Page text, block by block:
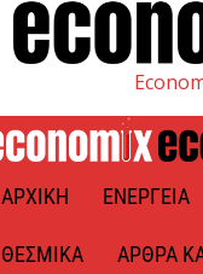
ΑΡΧΙΚΉ ΕΝΈΡΓΕΙΑ
ΘΕΣΜΙΚΆ ΆΡΘΡΑ